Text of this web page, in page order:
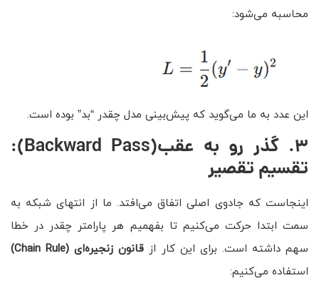
محاسبه می‌شود:
این عدد به ما می‌گوید که پیش‌بینی مدل چقدر “بد” بوده است.
۳.گذر رو به عقب(Backward Pass)
:
تقسیم تقصیر
اینجاست که جادوی اصلی اتفاق می‌افتد. ما از انتهای شبکه به
سمت ابتدا حرکت می‌کنیم تا بفهمیم هر پارامتر چقدر در خطا
سهم داشته است. برای این کار از قانون زنجیره‌ای(Chain Rule)
استفاده می‌کنیم: